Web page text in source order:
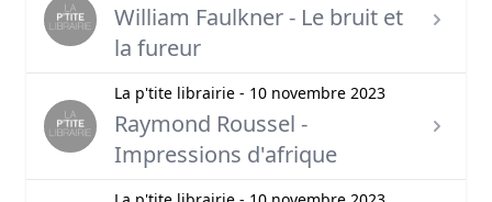
William Faulkner - Le bruit et
la fureur
La p'tite librairie - 10 novembre 2023
Raymond Roussel -
Impressions d'afrique